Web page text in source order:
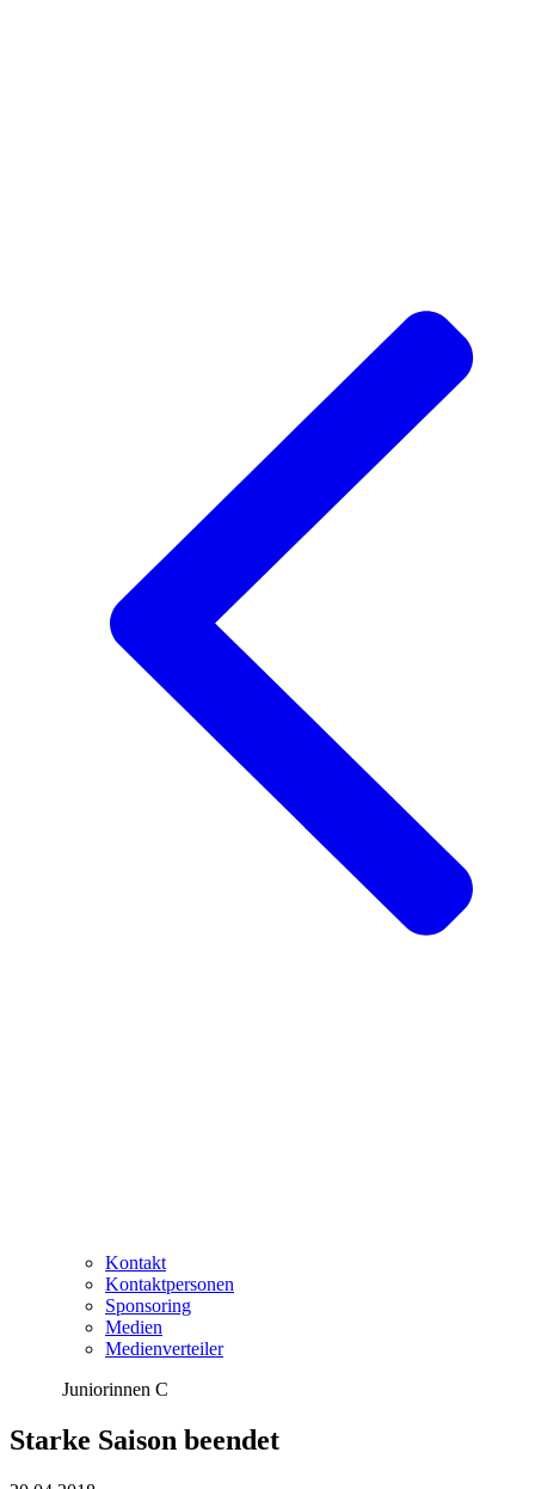
Kontakt
Kontaktpersonen
Sponsoring
Medien
Medienverteiler
Juniorinnen C
Starke Saison beendet